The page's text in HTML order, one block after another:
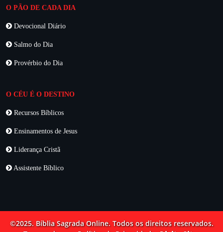
O PÃO DE CADA DIA
Devocional Diário
Salmo do Dia
Provérbio do Dia
O CÉU É O DESTINO
Recursos Bíblicos
Ensinamentos de Jesus
Liderança Cristã
Assistente Bíblico
©2025. Bíblia Sagrada Online. Todos os direitos reservados.